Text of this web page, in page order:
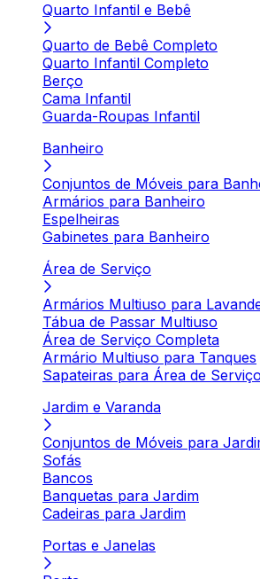
Quarto Infantil e Bebê
Quarto de Bebê Completo
Quarto Infantil Completo
Berço
Cama Infantil
Guarda-Roupas Infantil
Banheiro
Conjuntos de Móveis para
Armários para Banheiro
Espelheiras
Gabinetes para Banheiro
Área de Serviço
Armários Multiuso para
Tábua de Passar Multiuso
Área de Serviço Completa
Armário Multiuso para Tanques
Sapateiras para Área de Serviço
Jardim e Varanda
Conjuntos de Móveis para
Sofás
Bancos
Banquetas para Jardim
Cadeiras para Jardim
Portas e Janelas